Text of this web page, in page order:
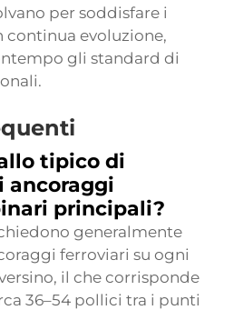
per soddisfare i
evoluzione,
gli standard di
tipico di
ancoraggi
principali?
generalmente
ferroviari su ogni
il che corrisponde
36–54 pollici tra i punti